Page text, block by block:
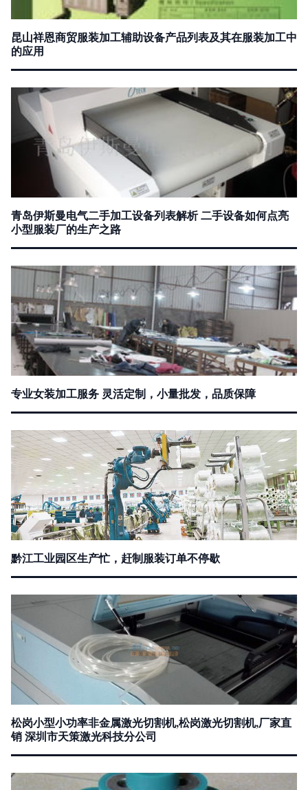
昆山祥恩商贸服装加工辅助设备产品列表及其在服装加工中
的应用
青岛伊斯曼电气二手加工设备列表解析 二手设备如何点亮
小型服装厂的生产之路
专业女装加工服务 灵活定制，小量批发，品质保障
黔江工业园区生产忙，赶制服装订单不停歇
松岗小型小功率非金属激光切割机,松岗激光切割机,厂家直
销 深圳市天策激光科技分公司